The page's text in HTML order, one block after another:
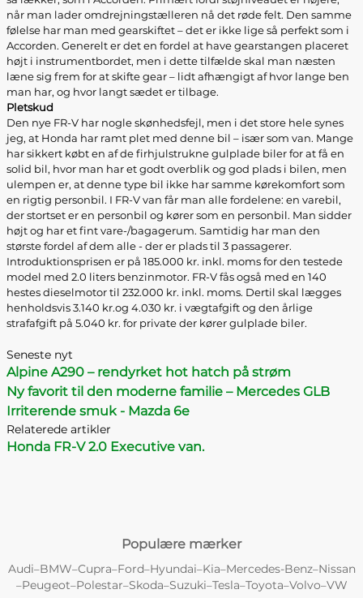
når man lader omdrejningstælleren nå det røde felt. Den samme
følelse har man med gearskiftet – det er ikke lige så perfekt som i
Accorden. Generelt er det en fordel at have gearstangen placeret
højt i instrumentbordet, men i dette tilfælde skal man næsten
læne sig frem for at skifte gear – lidt afhængigt af hvor lange ben
man har, og hvor langt sædet er tilbage.
Pletskud
Den nye FR-V har nogle skønhedsfejl, men i det store hele synes
jeg, at Honda har ramt plet med denne bil – især som van. Mange
har sikkert købt en af de firhjulstrukne gulplade biler for at få en
solid bil, hvor man har et godt overblik og god plads i bilen, men
ulempen er, at denne type bil ikke har samme kørekomfort som
en rigtig personbil. I FR-V van får man alle fordelene: en varebil,
der stortset er en personbil og kører som en personbil. Man sidder
højt og har et fint vare-/bagagerum. Samtidig har man den
største fordel af dem alle - der er plads til 3 passagerer.
Introduktionsprisen er på 185.000 kr. inkl. moms for den testede
model med 2.0 liters benzinmotor. FR-V fås også med en 140
hestes dieselmotor til 232.000 kr. inkl. moms. Dertil skal lægges
henholdsvis 3.140 kr.og 4.030 kr. i vægtafgift og den årlige
strafafgift på 5.040 kr. for private der kører gulplade biler.
Seneste nyt
Alpine A290 – rendyrket hot hatch på strøm
Ny favorit til den moderne familie – Mercedes GLB
Irriterende smuk - Mazda 6e
Relaterede artikler
Honda FR-V 2.0 Executive van.
Populære mærker
Audi–BMW–Cupra–Ford–Hyundai–Kia–Mercedes-Benz–Nissan
–Peugeot–Polestar–Skoda–Suzuki–Tesla–Toyota–Volvo–VW